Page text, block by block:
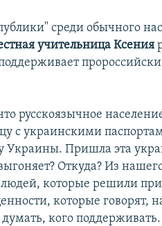
среди обычного
учительница Ксения
русскоязычное
с украинскими
Пришла эта
Откуда? Из
которые решили
которые говорят,
кого